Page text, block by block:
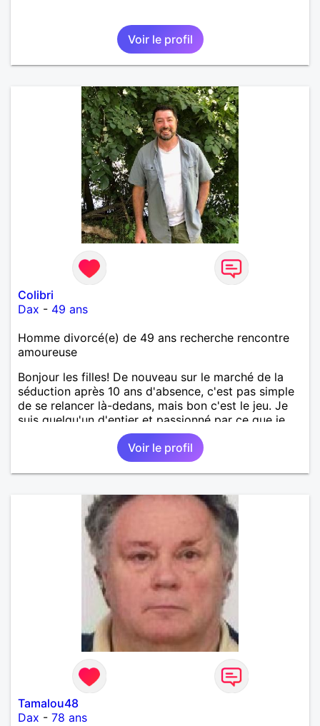
Voir le profil
Colibri
Dax - 49 ans
Homme divorcé(e) de 49 ans recherche rencontre
amoureuse
Bonjour les filles! De nouveau sur le marché de la
séduction après 10 ans d'absence, c'est pas simple
de se relancer là-dedans, mais bon c'est le jeu. Je
suis quelqu'un d'entier et passionné par ce que je
fais. Je suis propriétaire d'une belle ferme
pédagogique avec plein d'animaux. Vous l'avez
compris, ma passion, c'est la nature en général, les
animaux, les arbres, le jardinage, la créativité, le
idéal pour une maman avec de jeunes enfants ou
quelqu'un de proche de la nature. Je garde quand
même beaucoup de temps pour des sorties, je fais
un beau voyage tous les ans à l'étranger. J'aime
découvrir les paysages et cultures étrangères,
d'ailleurs les langues étrangères sont aussi ma
passion. J'ai 2 grands enfants déjà indépendants.
Pour le reste, je vous laisse découvrir. Au plaisir de
Voir le profil
Tamalou48
Dax - 78 ans